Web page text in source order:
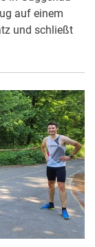
auf einem
und schließt